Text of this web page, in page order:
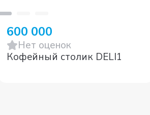
600 000
Нет оценок
Кофейный столик DELI1